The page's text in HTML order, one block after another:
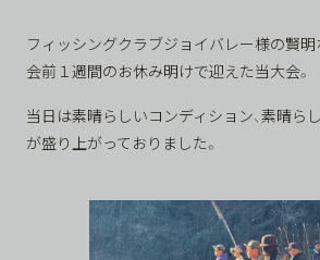
フィッシングクラブジョイバレー様の賢
会前１週間のお休み明けで迎えた当大会。
当日は素晴らしいコンディション、素晴ら
が盛り上がっておりました。